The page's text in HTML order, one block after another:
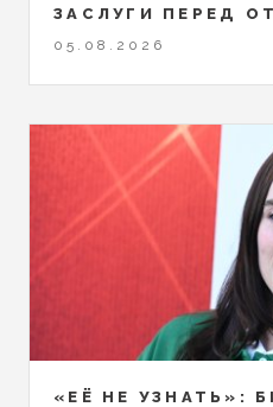
ЗАСЛУГИ ПЕРЕД
05.08.2026
«ЕЁ НЕ УЗНАТЬ»: